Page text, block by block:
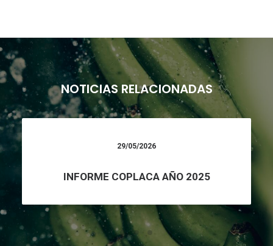
NOTICIAS RELACIONADAS
29/05/2026
INFORME COPLACA AÑO 2025